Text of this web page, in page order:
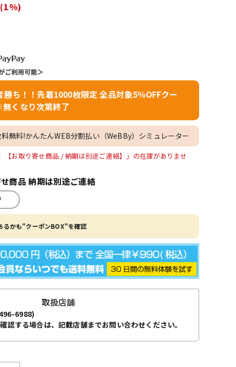
ち！！先着1000枚限定 全品対象5％OFFクー
くなり次第終了
無料!かんたんWEB分割払い（WeBBy）シミュレーター
【お取り寄せ商品 / 納期は別途ご連絡】」の在庫がありませ
商品 納期は別途ご連絡
るかも"クーポンBOX"を確認
取扱店舗
6988)
認する場合は、記載店舗までお問い合わせください。